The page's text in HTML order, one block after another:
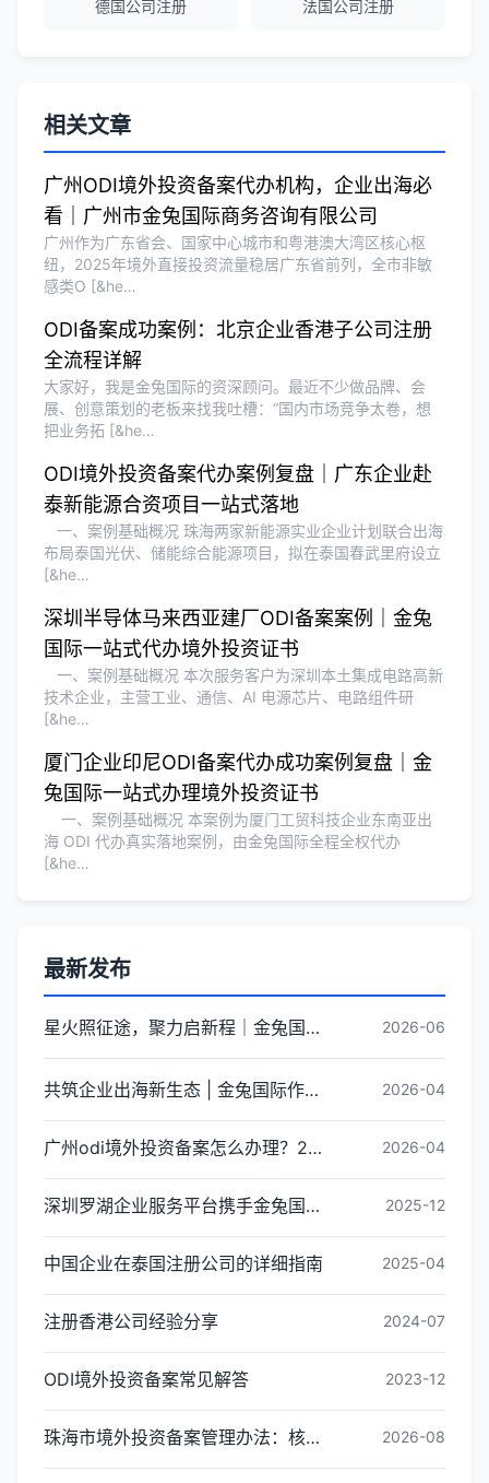
越南公司注册全程指导，文件准备非常专
Michael Liu
泰国公司注册和银行开户服务高效，推
荐！
刘总 ★★★★★
泰国BOI申请+建厂规划一站式服务，完
Olivia Wang ★★★★★
香港公司注册和审计服务专业高效，非常
德国公司注册 法国公司注册
相关文章
广州ODI境外投资备案代办机构，企业出海必
看｜广州市金兔国际商务咨询有限公司
广州作为广东省会、国家中心城市和粤港澳大湾区核心枢
纽，2025年境外直接投资流量稳居广东省前列，全市非敏
感类O [&he…
ODI备案成功案例：北京企业香港子公司注册
全流程详解
大家好，我是金兔国际的资深顾问。最近不少做品牌、会
展、创意策划的老板来找我吐槽：“国内市场竞争太卷，想
把业务拓 [&he…
ODI境外投资备案代办案例复盘｜广东企业赴
泰新能源合资项目一站式落地
一、案例基础概况 珠海两家新能源实业企业计划联合出海
布局泰国光伏、储能综合能源项目，拟在泰国春武里府设立
[&he…
深圳半导体马来西亚建厂ODI备案案例｜金兔
国际一站式代办境外投资证书
一、案例基础概况 本次服务客户为深圳本土集成电路高新
技术企业，主营工业、通信、AI 电源芯片、电路组件研
[&he…
厦门企业印尼ODI备案代办成功案例复盘｜金
兔国际一站式办理境外投资证书
一、案例基础概况 本案例为厦门工贸科技企业东南亚出
海 ODI 代办真实落地案例，由金兔国际全程全权代办
[&he…
最新发布
星火照征途，聚力启新程｜金兔国际井冈山红色研学团建圆满收官 2026-06
共筑企业出海新生态 | 金兔国际作为代表单位亮相宝安区出海服务中心揭牌仪式 2026-04
广州odi境外投资备案怎么办理？2026年最新流程详解 2026-04
深圳罗湖企业服务平台携手金兔国际ODI备案专家,共建跨境出海全链条服务新生态 2025-12
中国企业在泰国注册公司的详细指南 2025-04
注册香港公司经验分享 2024-07
ODI境外投资备案常见解答 2023-12
珠海市境外投资备案管理办法：核心内容与办理指引 2026-08